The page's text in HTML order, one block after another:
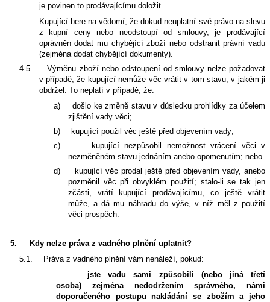
je povinen to prodávajícímu doložit.
Kupující bere na vědomí, že dokud neuplatní své právo na slevu
z kupní ceny nebo neodstoupí od smlouvy, je prodávající
oprávněn dodat mu chybějící zboží nebo odstranit právní vadu
(zejména dodat chybějící dokumenty).
4.5.
Výměnu zboží nebo odstoupení od smlouvy nelze požadovat
v případě, že kupující nemůže věc vrátit v tom stavu, v jakém ji
obdržel. To neplatí v případě, že:
a)
došlo ke změně stavu v důsledku prohlídky za účelem
zjištění vady věci;
b)
kupující použil věc ještě před objevením vady;
c)
kupující nezpůsobil nemožnost vrácení věci v
nezměněném stavu jednáním anebo opomenutím; nebo
d)
kupující věc prodal ještě před objevením vady, anebo
pozměnil věc při obvyklém použití; stalo‑li se tak jen
zčásti, vrátí kupující prodávajícímu, co ještě vrátit
může, a dá mu náhradu do výše, v níž měl z použití
věci prospěch.
5.
Kdy nelze práva z vadného plnění uplatnit?
5.1.
Práva z vadného plnění vám nenáleží, pokud:
-
jste vadu sami způsobili
(nebo jiná třetí
osoba)
zejména nedodržením správného, námi
doporučeného postupu nakládání se zbožím a jeho